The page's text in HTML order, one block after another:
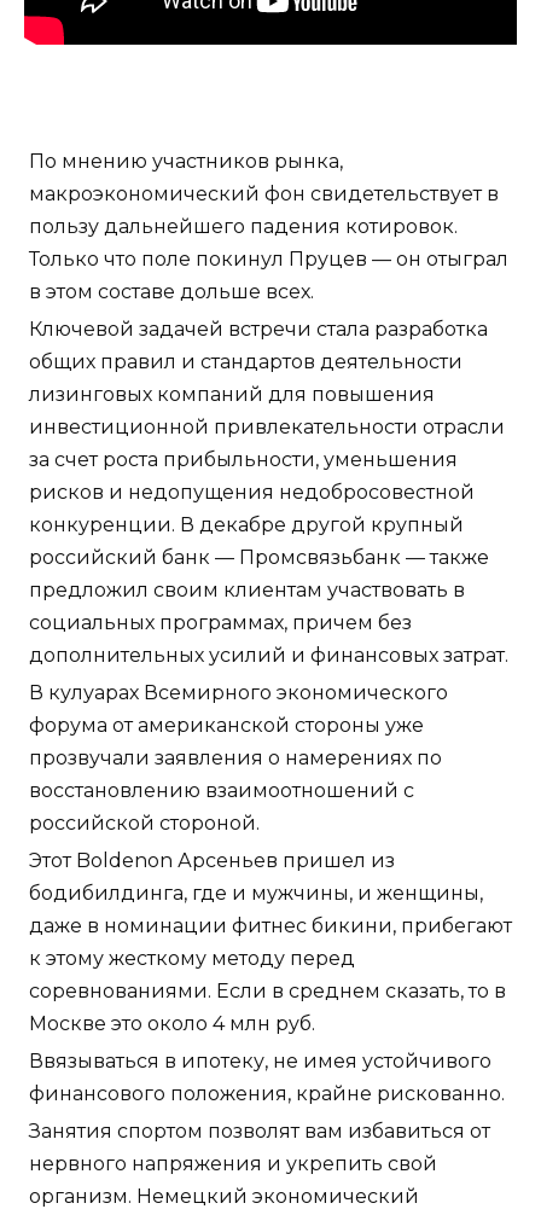
По мнению участников рынка,
макроэкономический фон свидетельствует в
пользу дальнейшего падения котировок.
Только что поле покинул Пруцев — он отыграл
в этом составе дольше всех.
Ключевой задачей встречи стала разработка
общих правил и стандартов деятельности
лизинговых компаний для повышения
инвестиционной привлекательности отрасли
за счет роста прибыльности, уменьшения
рисков и недопущения недобросовестной
конкуренции. В декабре другой крупный
российский банк — Промсвязьбанк — также
предложил своим клиентам участвовать в
социальных программах, причем без
дополнительных усилий и финансовых затрат.
В кулуарах Всемирного экономического
форума от американской стороны уже
прозвучали заявления о намерениях по
восстановлению взаимоотношений с
российской стороной.
Этот Boldenon Арсеньев пришел из
бодибилдинга, где и мужчины, и женщины,
даже в номинации фитнес бикини, прибегают
к этому жесткому методу перед
соревнованиями. Если в среднем сказать, то в
Москве это около 4 млн руб.
Ввязываться в ипотеку, не имея устойчивого
финансового положения, крайне рискованно.
Занятия спортом позволят вам избавиться от
нервного напряжения и укрепить свой
организм. Немецкий экономический